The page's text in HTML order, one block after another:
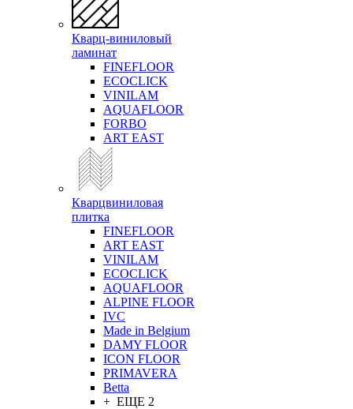
Кварц-виниловый
ламинат
FINEFLOOR
ECOCLICK
VINILAM
AQUAFLOOR
FORBO
ART EAST
Кварцвиниловая
плитка
FINEFLOOR
ART EAST
VINILAM
ECOCLICK
AQUAFLOOR
ALPINE FLOOR
IVC
Made in Belgium
DAMY FLOOR
ICON FLOOR
PRIMAVERA
Betta
+ ЕЩЕ 2